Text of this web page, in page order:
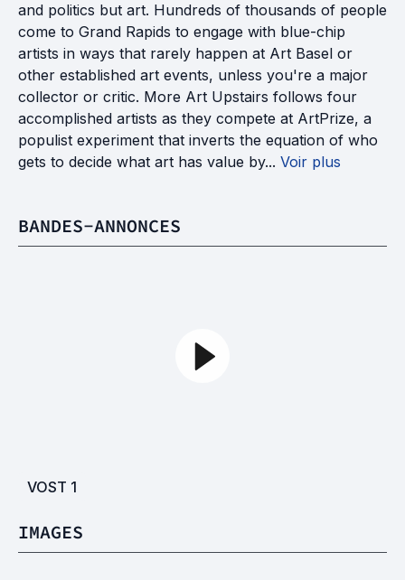
and politics but art. Hundreds of thousands of people
come to Grand Rapids to engage with blue-chip
artists in ways that rarely happen at Art Basel or
other established art events, unless you're a major
collector or critic. More Art Upstairs follows four
accomplished artists as they compete at ArtPrize, a
populist experiment that inverts the equation of who
gets to decide what art has value by... Voir plus
BANDES-ANNONCES
VOST 1
IMAGES